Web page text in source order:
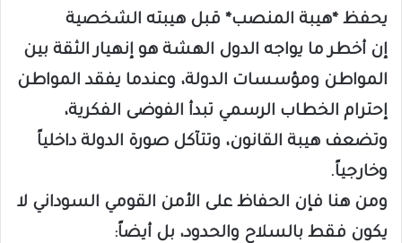
يحفظ *هيبة المنصب* قبل هيبته الشخصية
إن أخطر ما يواجه الدول الهشة هو إنهيار الثقة بين
المواطن ومؤسسات الدولة، وعندما يفقد المواطن
إحترام الخطاب الرسمي تبدأ الفوضى الفكرية،
وتضعف هيبة القانون، وتتآكل صورة الدولة داخلياً
وخارجياً.
ومن هنا فإن الحفاظ على الأمن القومي السوداني لا
يكون فقط بالسلاح والحدود، بل أيضاً: